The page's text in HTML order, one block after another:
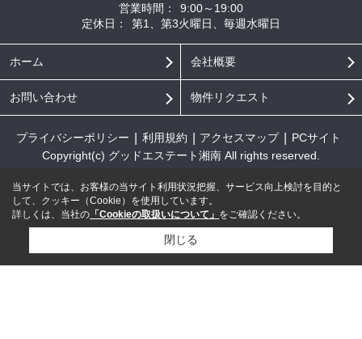
営業時間：
9:00～19:00
定休日：
第1、第3火曜日、毎週水曜日
ホーム 会社概要
お問い合わせ 物件リクエスト
プライバシーポリシー 利用規約 アクセスマップ
PCサイト
Copyright(c) グッドエステート湘南 All rights reserved.
当サイトでは、お客様の当サイト利用状況把握、サービス向上検討を目的と
して、クッキー（Cookie）を使用しています。
詳しくは、当社の 「Cookieの取扱いについて」 をご確認ください。
閉じる